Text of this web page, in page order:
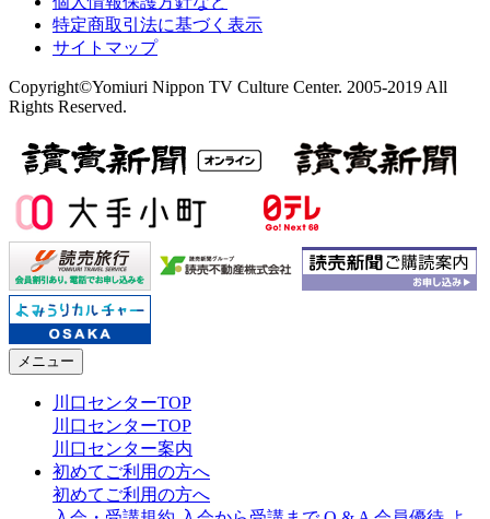
特定商取引法に基づく表示
サイトマップ
Copyright©Yomiuri Nippon TV Culture Center. 2005-2019 All
Rights Reserved.
メニュー
川口センターTOP
川口センターTOP
川口センター案内
初めてご利用の方へ
初めてご利用の方へ